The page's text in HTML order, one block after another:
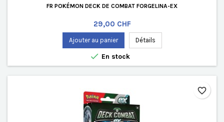
FR POKÉMON DECK DE COMBAT FORGELINA-EX
Prix
29,00 CHF
Ajouter au panier Détails
 En stock
favorite_border